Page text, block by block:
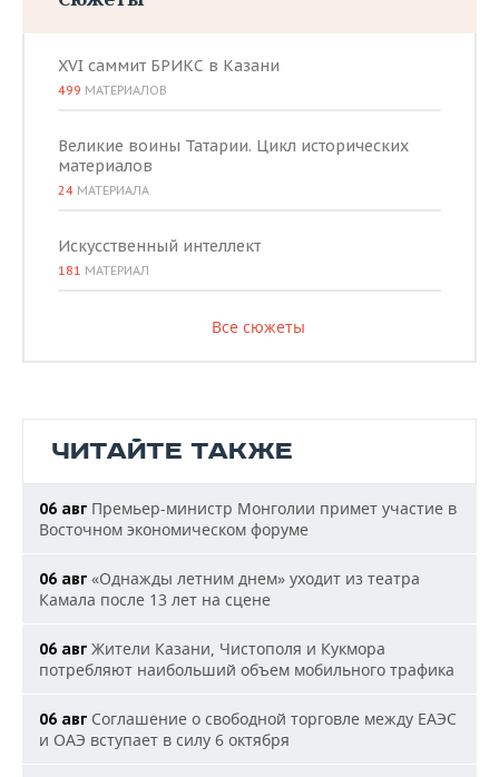
XVI саммит БРИКС в Казани
499 МАТЕРИАЛОВ
Великие воины Татарии. Цикл исторических
материалов
24 МАТЕРИАЛА
Искусственный интеллект
181 МАТЕРИАЛ
Все сюжеты
ЧИТАЙТЕ ТАКЖЕ
06 авг Премьер-министр Монголии примет участие в
Восточном экономическом форуме
06 авг «Однажды летним днем» уходит из театра
Камала после 13 лет на сцене
06 авг Жители Казани, Чистополя и Кукмора
потребляют наибольший объем мобильного трафика
06 авг Соглашение о свободной торговле между ЕАЭС
и ОАЭ вступает в силу 6 октября